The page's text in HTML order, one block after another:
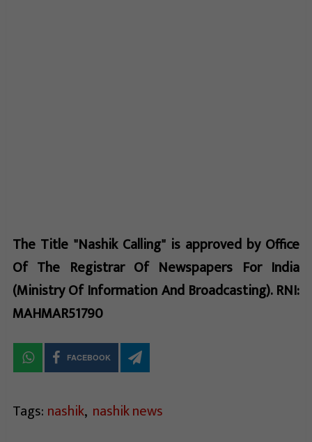
The Title "Nashik Calling" is approved by Office
Of The Registrar Of Newspapers For India
(Ministry Of Information And Broadcasting). RNI:
MAHMAR51790
FACEBOOK
Tags: nashik, nashik news